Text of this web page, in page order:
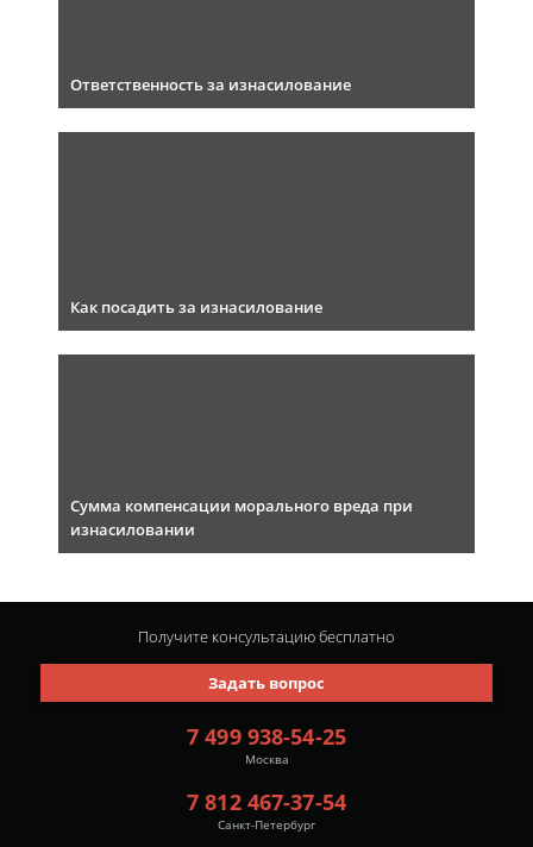
Ответственность за изнасилование
Как посадить за изнасилование
Сумма компенсации морального вреда при
изнасиловании
7 499 938-54-25
Москва
7 812 467-37-54
Санкт-Петербург
Задать вопрос
Получите консультациюбесплатно